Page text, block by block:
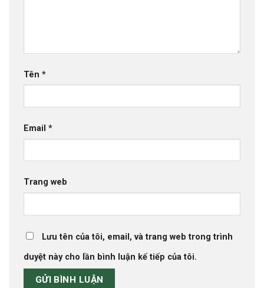
Tên *
Email *
Trang web
Lưu tên của tôi, email, và trang web trong trình
duyệt này cho lần bình luận kế tiếp của tôi.